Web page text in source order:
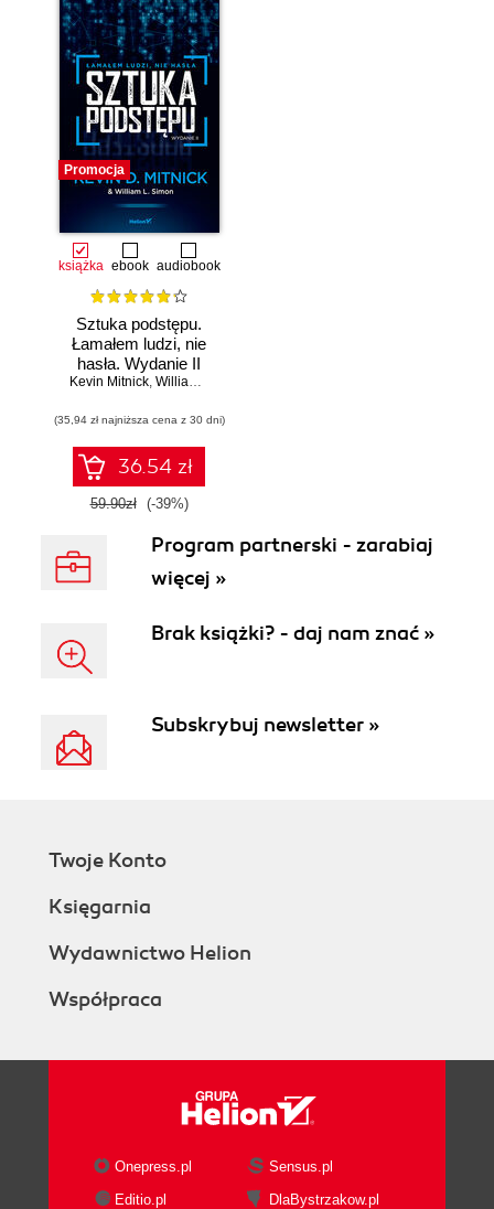
Promocja
książka ebook audiobook
Sztuka podstępu.
Łamałem ludzi, nie
hasła. Wydanie II
Kevin Mitnick, William L. Simon
(35,94 zł najniższa cena z 30 dni)
36.54 zł
59.90zł (-39%)
Program partnerski - zarabiaj
więcej »
Brak książki? - daj nam znać »
Subskrybuj newsletter »
Twoje Konto
Księgarnia
Wydawnictwo Helion
Współpraca
Onepress.pl
Sensus.pl
Editio.pl
DlaBystrzakow.pl